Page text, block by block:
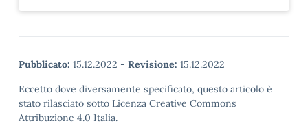
Pubblicato: 15.12.2022 - Revisione: 15.12.2022
Eccetto dove diversamente specificato, questo articolo è
stato rilasciato sotto Licenza Creative Commons
Attribuzione 4.0 Italia.